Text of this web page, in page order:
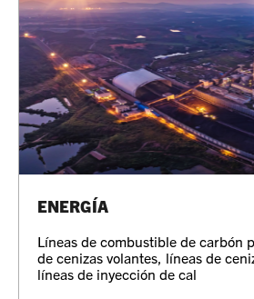
ENERGÍA
Líneas de combustible de carbón
de cenizas volantes, líneas de
líneas de inyección de cal